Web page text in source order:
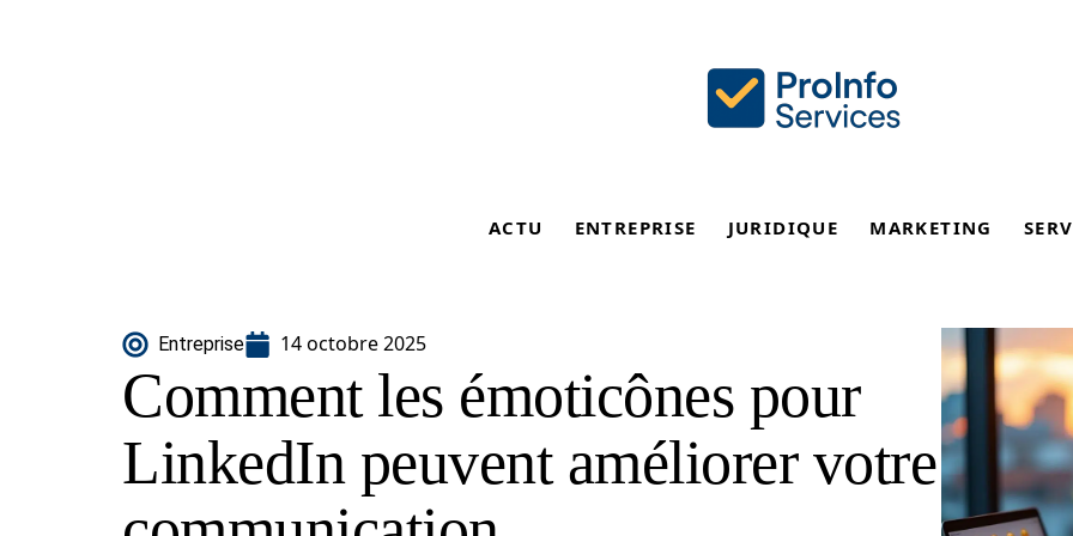
ACTU ENTREPRISE JURIDIQUE MARKETING
Entreprise 14 octobre 2025
Comment les émoticônes pour
LinkedIn peuvent améliorer votre